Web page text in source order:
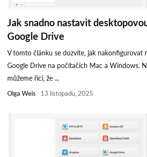
Jak snadno nastavit
Google Drive
V tomto článku se dozvíte, jak nakonfigurovat
Google Drive na počítačích Mac a Windows.
můžeme říci, že ...
Olga Weis 13 listopadu, 2025